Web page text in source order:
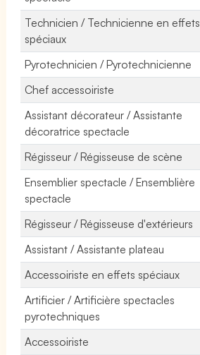
Technicien / Technicienne en effets
spéciaux
Pyrotechnicien / Pyrotechnicienne
Chef accessoiriste
Assistant décorateur / Assistante
décoratrice spectacle
Régisseur / Régisseuse de scène
Ensemblier spectacle / Ensemblière
spectacle
Régisseur / Régisseuse d'extérieurs
Assistant / Assistante plateau
Accessoiriste en effets spéciaux
Artificier / Artificière spectacles
pyrotechniques
Accessoiriste